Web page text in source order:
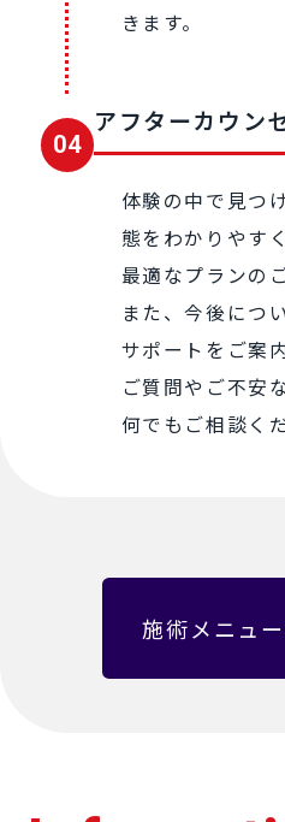
きます。
04
アフターカウン
体験の中で⾒つ
態をわかりやす
最適なプランの
また、今後につ
サポートをご案
ご質問やご不安
何でもご相談く
施術メニュ